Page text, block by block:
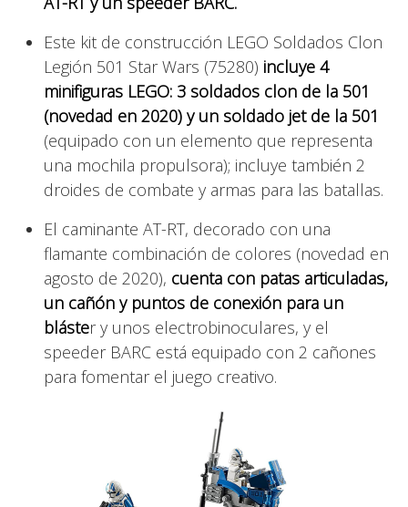
Este kit de construcción LEGO Soldados Clon
Legión 501 Star Wars (75280) incluye 4
minifiguras LEGO: 3 soldados clon de la 501
(novedad en 2020) y un soldado jet de la 501
(equipado con un elemento que representa
una mochila propulsora); incluye también 2
droides de combate y armas para las batallas.
El caminante AT-RT, decorado con una
flamante combinación de colores (novedad en
agosto de 2020), cuenta con patas articuladas,
un cañón y puntos de conexión para un
bláster y unos electrobinoculares, y el
speeder BARC está equipado con 2 cañones
para fomentar el juego creativo.